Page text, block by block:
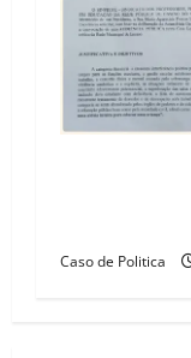
Caso de Politica